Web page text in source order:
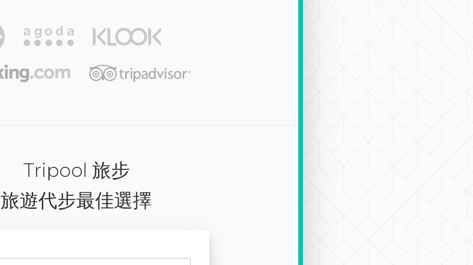
Tripool 旅步
旅遊代步最佳選擇